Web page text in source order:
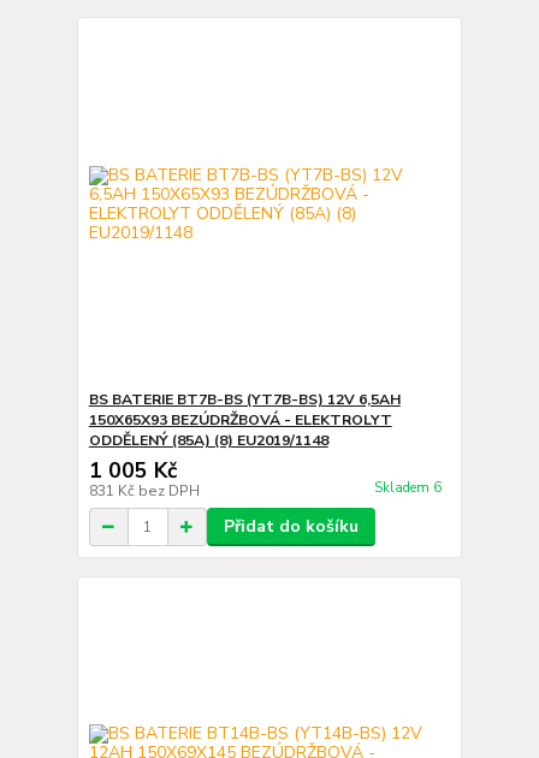
BS BATERIE BT7B-BS (YT7B-BS) 12V 6,5AH
150X65X93 BEZÚDRŽBOVÁ - ELEKTROLYT
ODDĚLENÝ (85A) (8) EU2019/1148
1 005 Kč
831 Kč bez DPH Skladem 6
Přidat do košíku